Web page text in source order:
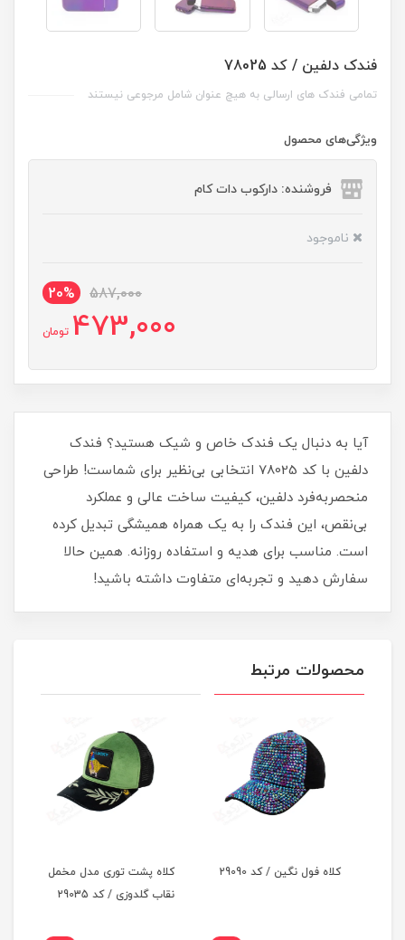
فندک دلفین / کد 78025
تمامی فندک های ارسالی به هیچ عنوان شامل مرجوعی نیستند
ویژگی‌های محصول
فروشنده: دارکوب دات کام
ناموجود
587,000
20%
473,000 تومان
آیا به دنبال یک فندک خاص و شیک هستید؟ فندک
دلفین با کد 78025 انتخابی بی‌نظیر برای شماست! طراحی
منحصربه‌فرد دلفین، کیفیت ساخت عالی و عملکرد
بی‌نقص، این فندک را به یک همراه همیشگی تبدیل کرده
است. مناسب برای هدیه و استفاده روزانه. همین حالا
سفارش دهید و تجربه‌ای متفاوت داشته باشید!
محصولات مرتبط
کلاه فول نگین / کد 29090
کلاه پشت توری مدل مخمل
نقاب گلدوزی / کد 29035